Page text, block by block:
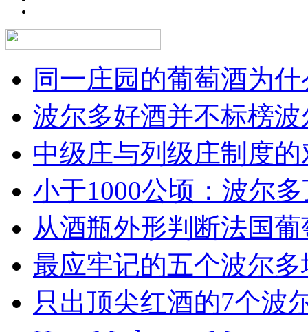
同一庄园的葡萄酒为
波尔多好酒并不标榜
中级庄与列级庄制度
小于1000公顷：波尔
从酒瓶外形判断法国
最应牢记的五个波尔多
只出顶尖红酒的7个波